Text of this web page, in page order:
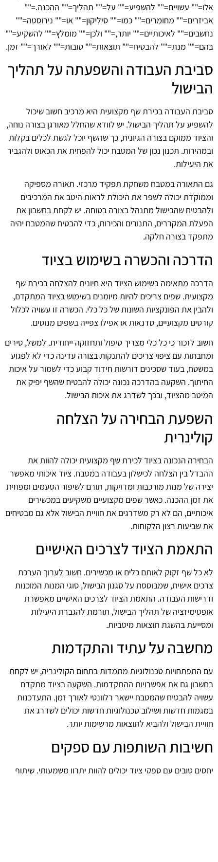
אלו="" עשויים="" להשפיע="" על="" תהליך="" ההכנה.=""
אביזרים="" מחומרים="" כמו="" סיליקון="" או="" נירוסטה=""
נחשבים="" לאיכותיים="" יותר,="" ולכן="" מומלץ="" להשקיע=""
בהם="" מנת="" להבטיח="" תוצאות="" טובות="" לאורך="" זמן.
סביבת העבודה והשפעתה על תהליך
הבישול
סביבת העבודה בכירת שף מקצועית היא מרכיב חשוב שיכול
להשפיע על תהליך הבישול. יש לוודא שהחלל מאורגן בצורה נוחה,
והציוד ממוקם בצורה הגיונית, כך שהשף יוכל לגשת לכלים בקלות
ובמהירות. תכנון נכון של המטבח יכול להפחית את הכאוס ולהגביר
את היעילות.
גם התאורה במטבח משחקת תפקיד מרכזי. תאורה מספיקה
וממוקדת יכולה לשפר את היכולת לראות היטב את המרכיבים
ולהבטיח שהבישול מתנהל בצורה בטוחה. יש לקחת בחשבון את
הפעלת המקררים, התנורים והכירות, כדי להבטיח שהמטבח יהיה
מתפקד בצורה חלקה.
הדרכה והכשרה בשימוש בציוד
הדרכה מתאימה בשימוש הציוד היא חיונית להצלחה בכירת שף
מקצועית. שפים צריכים להיות מיומנים בשימוש בציוד המתקדם,
ולהבין את הפונקציות השונות של כל כלי. הכשרה זו עשויה לכלול
קורסים מקצועיים, סדנאות או אפילו צפייה בשפים מנוסים.
חשוב לזכור כי כל כלי מצריך טיפול ותחזוקה ייחודית. למשל, סירים
ומחבתות עם ציפוי צריכים להתנקות בצורה עדינה כדי לא לפגוע
במשטח, בעוד שסכינים דורשות חידוד קבוע כדי לשמור על איכות
החיתוך. השקעה בהדרכה נכונה יכולה להבטיח שהשף יפיק את
המיטב מהציוד, ובכך לשדרג את איכות הבישול.
השפעת הבחירה על הצלחה
קולינרית
הבחירה הנכונה בציוד לכירת שף מקצועית יכולה להוות את
ההבדל בין הצלחה לכישלון בעבודה במטבח. ציוד איכותי מאפשר
יצירה של מנות מורכבות ומדויקות, תורם לשיפור הטעמים ומפחית
את זמן ההכנה. כאשר שפים מקצועיים משקיעים במכשירים
איכותיים, הם לא רק משדרגים את חוויית הבישול אלא גם מבטיחים
את שביעות רצון הלקוחות.
התאמת הציוד לצרכים האישיים
לא כל שף זקוק לאותם כלים או מכשירים. חשוב לערוך הערכת
צרכים אישית, שמבוססת על סגנון הבישול, סוגי המנות המוכנות
ודרישות העבודה. התאמת הציוד לצרכים האישיים מאפשרת
אופטימיזציה של תהליך הבישול, תורמת להגברת היעילות
ומסייעת בהשגת תוצאות מיטביות.
מחשבה על עתיד והתקדמות
עם התפתחויות טכנולוגיות מתמדות בתחום הקולינריה, יש לקחת
בחשבון גם את אפשרויות ההתקדמות. השקעה בציוד מתקדם
עשויה להבטיח שהמטבח יישאר רלוונטי לאורך זמן. התעדכנות
במגמות חדשות ושילוב טכנולוגיות חדשות יכולים לשדרג את
חוויית הבישול ולהביא לתוצאות מרשימות יותר.
חשיבות השותפות עם ספקים
יחסים טובים עם ספקי ציוד יכולים להוות יתרון משמעותי. שיתוף